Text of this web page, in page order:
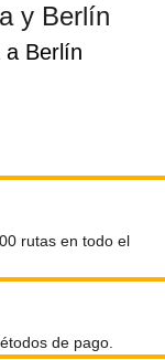
y Berlín
a Berlín
rutas en todo el
de pago.